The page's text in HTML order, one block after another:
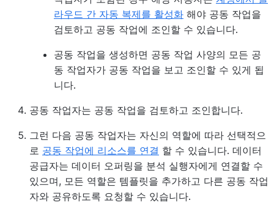
라우드 간 자동 복제를 활성화 해야 공동 작업을
검토하고 공동 작업에 조인할 수 있습니다.
공동 작업을 생성하면 공동 작업 사양의 모든 공
동 작업자가 공동 작업을 보고 조인할 수 있게 됩
니다.
공동 작업자는 공동 작업을 검토하고 조인합니다.
그런 다음 공동 작업자는 자신의 역할에 따라 선택적으
로 공동 작업에 리소스를 연결 할 수 있습니다. 데이터
공급자는 데이터 오퍼링을 분석 실행자에게 연결할 수
있으며, 모든 역할은 템플릿을 추가하고 다른 공동 작업
자와 공유하도록 요청할 수 있습니다.